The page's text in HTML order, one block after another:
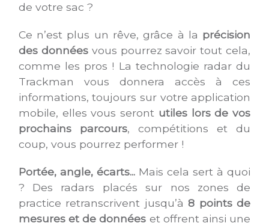
de votre sac ?
Ce n’est plus un rêve, grâce à la précision
des données vous pourrez savoir tout cela,
comme les pros ! La technologie radar du
Trackman vous donnera accès à ces
informations, toujours sur votre application
mobile, elles vous seront utiles lors de vos
prochains parcours, compétitions et du
coup, vous pourrez performer !
Portée, angle, écarts... Mais cela sert à quoi
? Des radars placés sur nos zones de
practice retranscrivent jusqu’à8 points de
mesures et de données et offrent ainsi une